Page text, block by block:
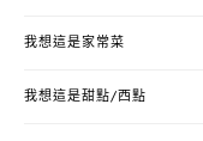
我想這是家常菜
我想這是甜點/西點